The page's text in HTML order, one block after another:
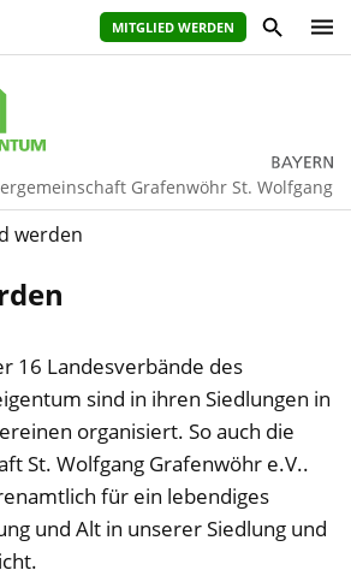
MITGLIED WERDEN
Grafenwöhr St. Wolfgang
werden
16 Landesverbände des
sind in ihren Siedlungen in
organisiert. So auch die
St. Wolfgang Grafenwöhr e.V..
für ein lebendiges
und Alt in unserer Siedlung und